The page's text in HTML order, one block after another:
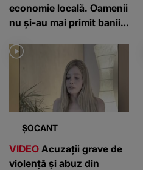
economie locală. Oamenii
nu și-au mai primit banii
greu”
ȘOCANT
VIDEO Acuzații grave de
violență și abuz din